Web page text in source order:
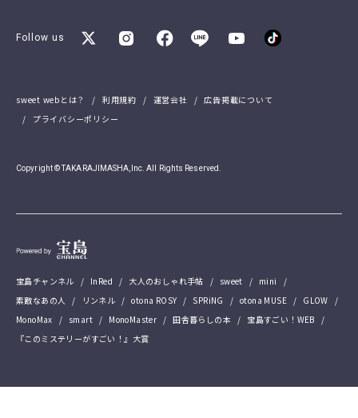
Follow us
sweet webとは？ 利用規約 運営会社
広告掲載について
プライバシーポリシー
Copyright © TAKARAJIMASHA,Inc. All Rights Reserved.
宝島チャンネル InRed 大人のおしゃれ手帖 sweet
mini
素敵なあの人
リンネル otona ROSY SPRiNG otona MUSE
GLOW
MonoMax
smart MonoMaster 田舎暮らしの本
宝島すごい！WEB
『このミステリーがすごい！』大賞